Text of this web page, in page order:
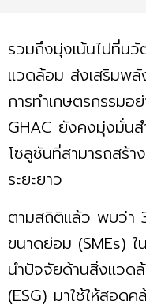
รวมถึงมุ่งเน้นไปที่น
แวดล้อม ส่งเสริมพ
การทำเกษตรกรรม
GHAC ยังคงมุ่งมั่น
โซลูชันที่สามารถสร้า
ระยะยาว
ตามสถิติแล้ว พบว่า
ขนาดย่อม (SMEs) ใ
นำปัจจัยด้านสิ่งแวด
(ESG) มาใช้ให้สอดค